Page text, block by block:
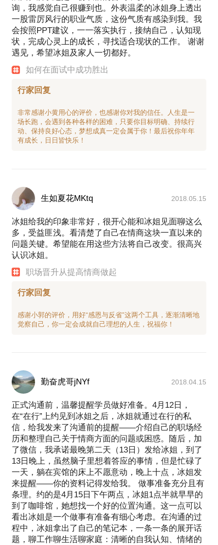
询，我感觉自己很赚到也。外表温柔的冰姐身上透出
一股雷厉风行的职业气质，这份气质有感染到我。我
会按照PPT建议，一一落实执行，接纳自己，认知现
状，完成心灵上的成长，寻找适合现状的工作。 谢谢
遇见，希望冰姐及家人一切都好。
如何在面试中成功胜出
行家回复
非常感谢小黄用心的评价，也感谢你对我的信任。人生是一
场长跑，会遇到各种各样的困难，只要你目标明确、持续行
动、保持良好心态，梦想成真一定会属于你！最后祝你年年
生如夏花MKtq 2018.05.15
冰姐给我的印象非常好，很开心能和冰姐见面聊这么
多，受益匪浅。看清楚了自己在情商这块一直以来的
问题关键。希望能在用这些方法将自己改变。很高兴
认识冰姐。
职场晋升从提高情商做起
行家回复
感谢小郭的评价，用好“感恩与反省”这两个工具，逐渐清晰地
勤奋虎哥jNYf 2018.04.15
正式沟通前，温馨提醒学员做好准备。4月12日，
在“在行”上约见到冰姐之后，冰姐就通过在行的私
信，给我发来了沟通前的提醒——介绍自己的职场经
历和整理自己关于情商方面的问题或困惑。随后，加
了微信，我承诺最晚第二天（13日）发给冰姐，到了
13日晚上，虽然脑子里想着答应的事情，但是忙碌了
一天，躺在宾馆的床上不愿意动，晚上十点，冰姐发
来提醒——你的资料记得发给我。 做事准备充分且有
条理。约的是4月15日下午两点，冰姐1点半就早早的
到了咖啡馆，她想找一个好的位置沟通。这一点可以
看出冰姐是一个做事有准备有细心考虑。在沟通的过
程中，冰姐拿出了自己的笔记本，一条一条的展开话
题，聊工作聊生活聊家庭：清晰的自我认知、情绪的